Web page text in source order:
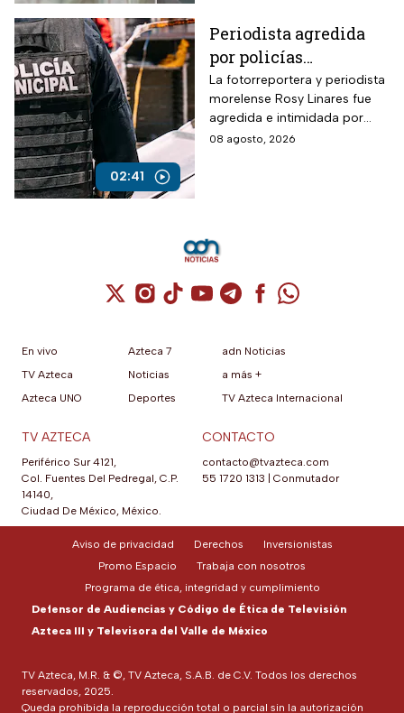
02:41
Periodista agredida
por policías
municipales
La fotorreportera y periodista
morelense Rosy Linares fue
agredida e intimidada por
elementos de la policía
08 agosto, 2026
Cuenta de X / Twitter (se abre en una
Cuenta de Instagram (se abre en una
Cuenta de TikTok (se abre en
Cuenta de YouTube (se abre
Cuenta de Telegram (se
Cuenta de
Cuenta de
En vivo
TV Azteca
Azteca UNO
Azteca 7
Noticias
Deportes
adn Noticias
a más +
TV Azteca Internacional
TV AZTECA
Periférico Sur 4121,
Col. Fuentes Del Pedregal, C.P.
14140,
Ciudad De México, México.
CONTACTO
contacto@tvazteca.com
55 1720 1313
Conmutador
TV Azteca, M.R. & ©, TV Azteca, S.A.B. de C.V. Todos los derechos
reservados, 2025.
Queda prohibida la reproducción total o parcial sin la autorización
Aviso de privacidad Derechos
Inversionistas
Promo Espacio
Trabaja con nosotros
Programa de ética, integridad y cumplimiento
Defensor de Audiencias y Código de Ética de Televisión
Azteca III y Televisora del Valle de México